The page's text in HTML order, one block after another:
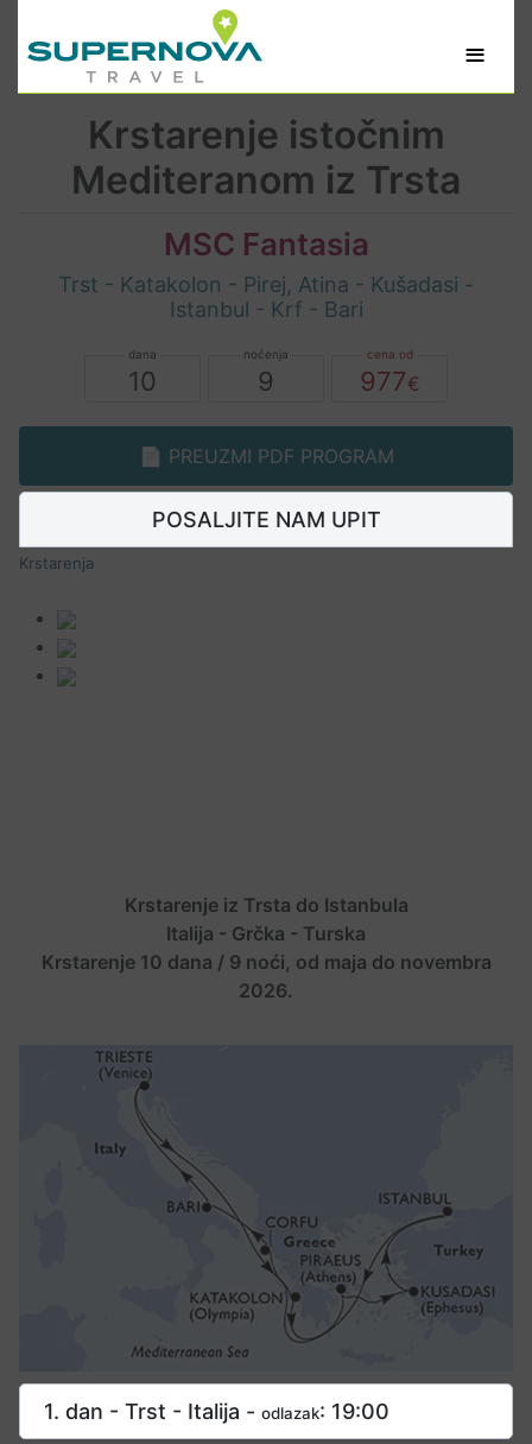
≡
Krstarenje istočnim
Mediteranom iz Trsta
MSC Fantasia
Trst - Katakolon - Pirej, Atina - Kušadasi -
Istanbul - Krf - Bari
10 9 977
📄 PREUZMI PDF PROGRAM
POSALJITE NAM UPIT
Krstarenja
Krstarenje iz Trsta do Istanbula
Italija - Grčka - Turska
Krstarenje 10 dana / 9 noći, od maja do novembra
2026.
1. dan - Trst - Italija - odlazak: 19:00